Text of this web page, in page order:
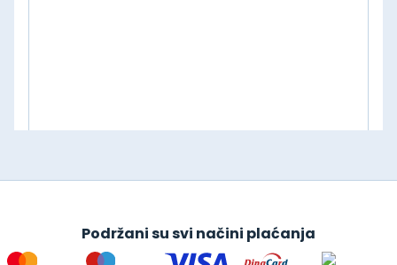
Podržani su svi načini plaćanja